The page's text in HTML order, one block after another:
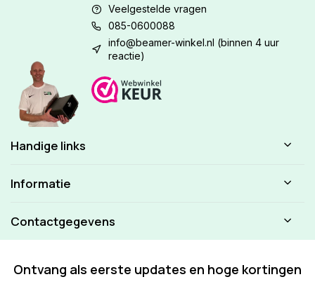
Veelgestelde vragen
085-0600088
info@beamer-winkel.nl (binnen 4 uur
reactie)
Handige links
Informatie
Contactgegevens
Ontvang als eerste updates en hoge kortingen